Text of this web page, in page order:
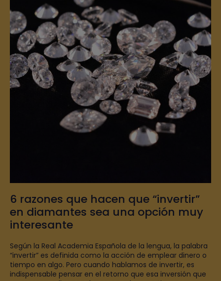
6 razones que hacen que “invertir”
en diamantes sea una opción muy
interesante
Según la Real Academia Española de la lengua, la palabra
“invertir” es definida como la acción de emplear dinero o
tiempo en algo. Pero cuando hablamos de invertir, es
indispensable pensar en el retorno que esa inversión que